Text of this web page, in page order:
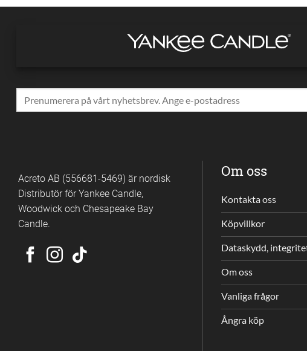
Acreto AB (556681-5469) är nordisk
Distributör för Yankee Candle,
Woodwick och Chesapeake Bay
Candle.
Om oss
Kontakta oss
Köpvillkor
Dataskydd,
Om oss
Vanliga frågor
Ångra köp